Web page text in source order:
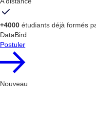
+4000 étudiants déjà formés
DataBird
Postuler
Nouveau